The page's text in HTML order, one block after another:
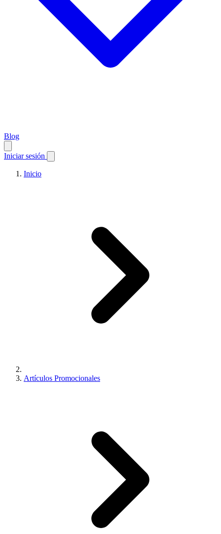
Blog
Iniciar sesión
Inicio
Artículos Promocionales